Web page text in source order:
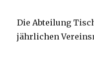
Die Abteilung
jährlichen